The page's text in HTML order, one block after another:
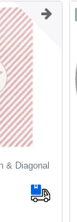
& Diagonal